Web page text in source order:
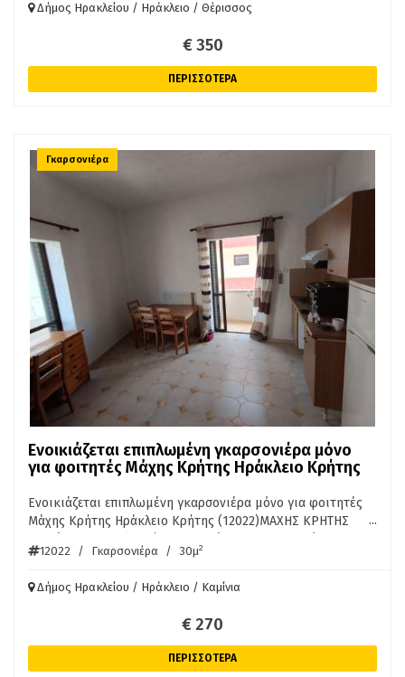
ΠΕΤΡΑΚΗΣ 6976754100
Δήμος Ηρακλείου / Ηράκλειο / Θέρισσος
€ 350
ΠΕΡΙΣΣΟΤΕΡΑ
Γκαρσονιέρα
Ενοικιάζεται επιπλωμένη γκαρσονιέρα μόνο
για φοιτητές Μάχης Κρήτης Ηράκλειο Κρήτης
Ενοικιάζεται επιπλωμένη γκαρσονιέρα μόνο για φοιτητές
Μάχης Κρήτης Ηράκλειο Κρήτης (12022)ΜΑΧΗΣ ΚΡΗΤΗΣ
επιπλωμένη, μπαλκόνι, μόνο για φοιτητές. Ενοίκιο 270
...
12022 / Γκαρσονιέρα / 30μ2
Δήμος Ηρακλείου / Ηράκλειο / Καμίνια
€ 270
ΠΕΡΙΣΣΟΤΕΡΑ